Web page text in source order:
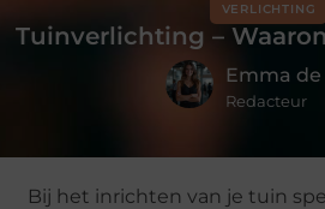
VERLICHTING
Tuinverlichting –
Emma de
Redacteur
Bij het inrichten van je tuin